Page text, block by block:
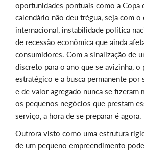
oportunidades pontuais como a Copa
calendário não deu trégua, seja com o
internacional, instabilidade política
de recessão econômica que ainda
consumidores. Com a sinalização de
discreto para o ano que se avizinha, o
estratégico e a busca permanente por
e de valor agregado nunca se fizeram
os pequenos negócios que prestam
serviço, a hora de se preparar é agora.
Outrora visto como uma estrutura
de um pequeno empreendimento